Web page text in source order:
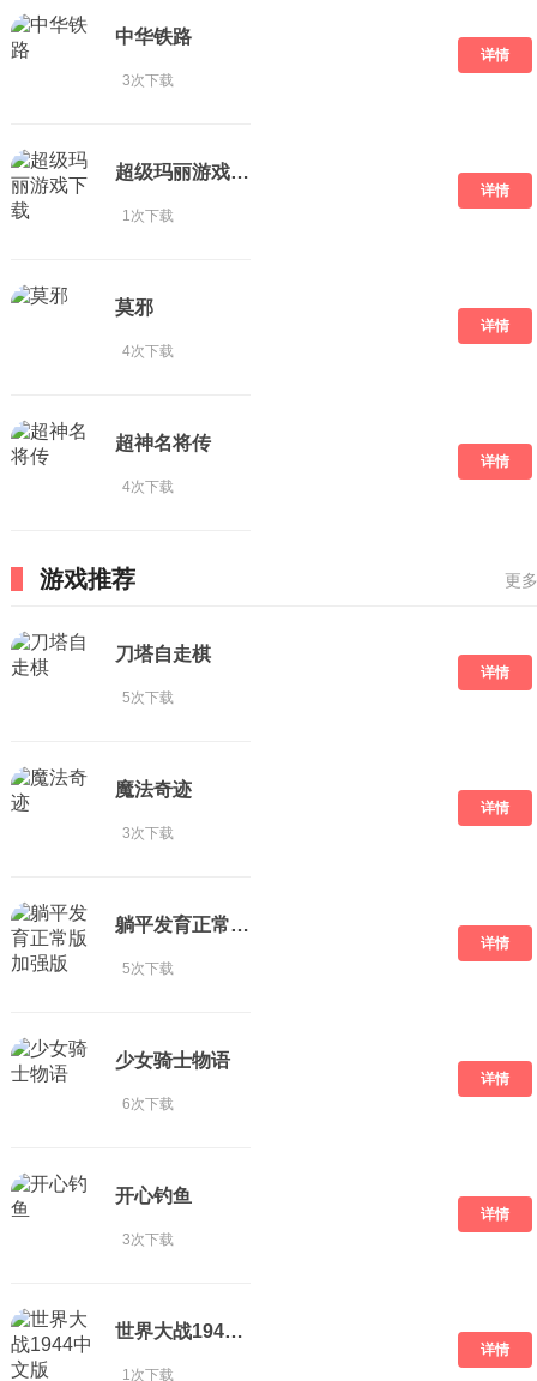
中华铁路
3次下载
详情
超级玛丽游戏下载
1次下载
详情
莫邪
4次下载
详情
超神名将传
4次下载
详情
游戏推荐 更
刀塔自走棋
5次下载
详情
魔法奇迹
3次下载
详情
躺平发育正常版加强版
5次下载
详情
少女骑士物语
6次下载
详情
开心钓鱼
3次下载
详情
世界大战1944中文版
1次下载
详情